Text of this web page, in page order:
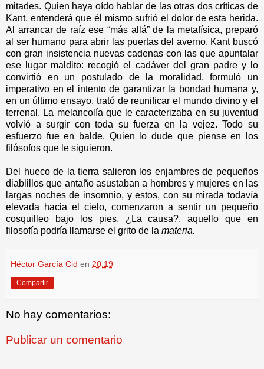
mitades. Quien haya oído hablar de las otras dos críticas de
Kant, entenderá que él mismo sufrió el dolor de esta herida.
Al arrancar de raíz ese “más allá” de la metafísica, preparó
al ser humano para abrir las puertas del averno. Kant buscó
con gran insistencia nuevas cadenas con las que apuntalar
ese lugar maldito: recogió el cadáver del gran padre y lo
convirtió en un postulado de la moralidad, formuló un
imperativo en el intento de garantizar la bondad humana y,
en un último ensayo, trató de reunificar el mundo divino y el
terrenal. La melancolía que le caracterizaba en su juventud
volvió a surgir con toda su fuerza en la vejez. Todo su
esfuerzo fue en balde. Quien lo dude que piense en los
filósofos que le siguieron.
Del hueco de la tierra salieron los enjambres de pequeños
diablillos que antaño asustaban a hombres y mujeres en las
largas noches de insomnio, y estos, con su mirada todavía
elevada hacia el cielo, comenzaron a sentir un pequeño
cosquilleo bajo los pies. ¿La causa?, aquello que en
filosofía podría llamarse el grito de la materia.
Héctor García Cid en 20:19
Compartir
No hay comentarios:
Publicar un comentario